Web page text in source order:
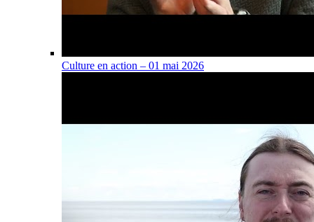
Culture en action – 01 mai 2026